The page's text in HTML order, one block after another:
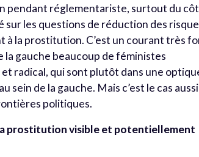
pendant réglementariste, surtout du
sur les questions de réduction des
à la prostitution. C’est un courant très
la gauche beaucoup de féministes
radical, qui sont plutôt dans une
de la gauche. Mais c’est le cas aussi
politiques.
la prostitution visible et potentiellement